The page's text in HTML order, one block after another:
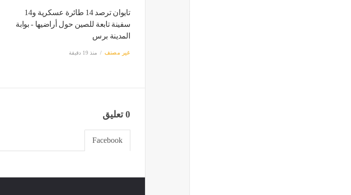
تايوان ترصد 14 طائرة عسكرية و14
سفينة تابعة للصين حول أراضيها - بوابة
المدينة برس
غير مصنف منذ 19 دقيقة
0 تعليق
Facebook